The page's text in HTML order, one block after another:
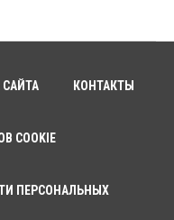
САЙТА КОНТАКТЫ
COOKIE
ПЕРСОНАЛЬНЫХ